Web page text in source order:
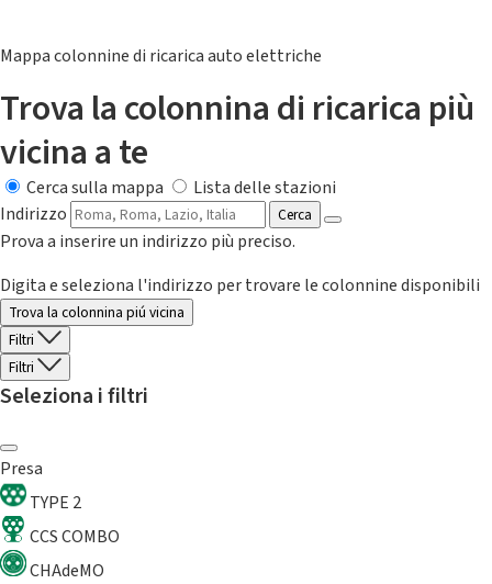
Mappa colonnine di ricarica auto elettriche
Trova la colonnina di ricarica più
vicina a te
Cerca sulla mappa
Lista delle stazioni
Indirizzo
Cerca
Prova a inserire un indirizzo più preciso.
Digita e seleziona l'indirizzo per trovare le colonnine disponibili
Trova la colonnina piú vicina
Filtri
Filtri
Seleziona i filtri
Presa
TYPE 2
CCS COMBO
CHAdeMO